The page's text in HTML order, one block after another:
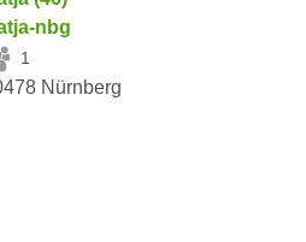
nbg
1
Nürnberg